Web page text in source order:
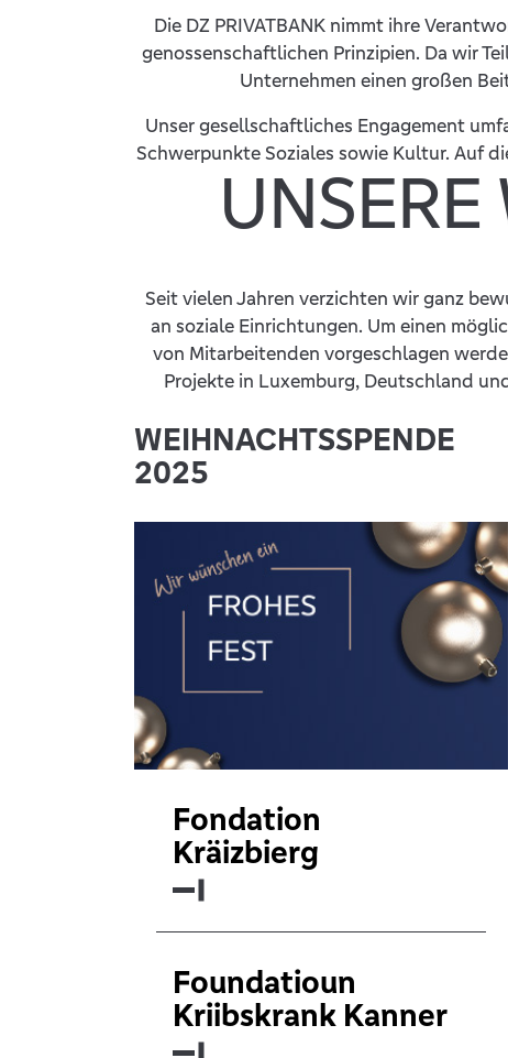
Die DZ PRIVATBANK nimmt ihre
genossenschaftlichen Prinzipien. Da wir
Unternehmen einen großen
Unser gesellschaftliches Engagement
Schwerpunkte Soziales sowie Kultur. Auf
Seit vielen Jahren verzichten wir ganz
an soziale Einrichtungen. Um einen
von Mitarbeitenden vorgeschlagen
Projekte in Luxemburg, Deutschland
WEIHNACHTSSPENDE
2025
Fondation
Kräizbierg
Foundatioun
Kriibskrank Kanner